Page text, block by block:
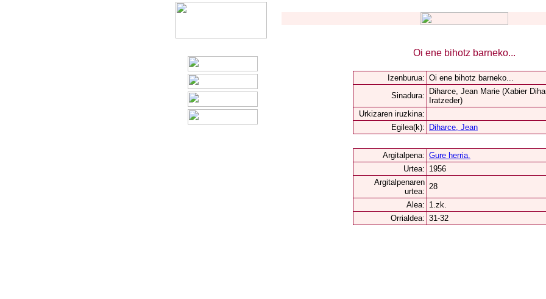
Oi ene bihotz barneko...
Izenburua: Oi ene bihotz barneko...
Sinadura:
Diharce, Jean Marie (Xabier
Iratzeder)
Urkizaren iruzkina:
Egilea(k):
Diharce, Jean
Argitalpena: Gure herria.
Urtea: 1956
Argitalpenaren
urtea:
28
Alea: 1.zk.
Orrialdea: 31-32